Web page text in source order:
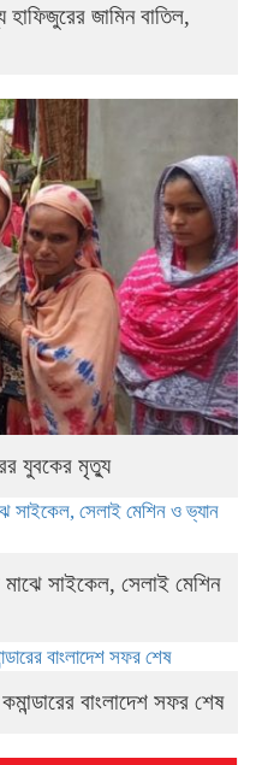
জামিন বাতিল,
যুবকের মৃত্যু
মাঝে সাইকেল, সেলাই মেশিন
বাংলাদেশ সফর শেষ